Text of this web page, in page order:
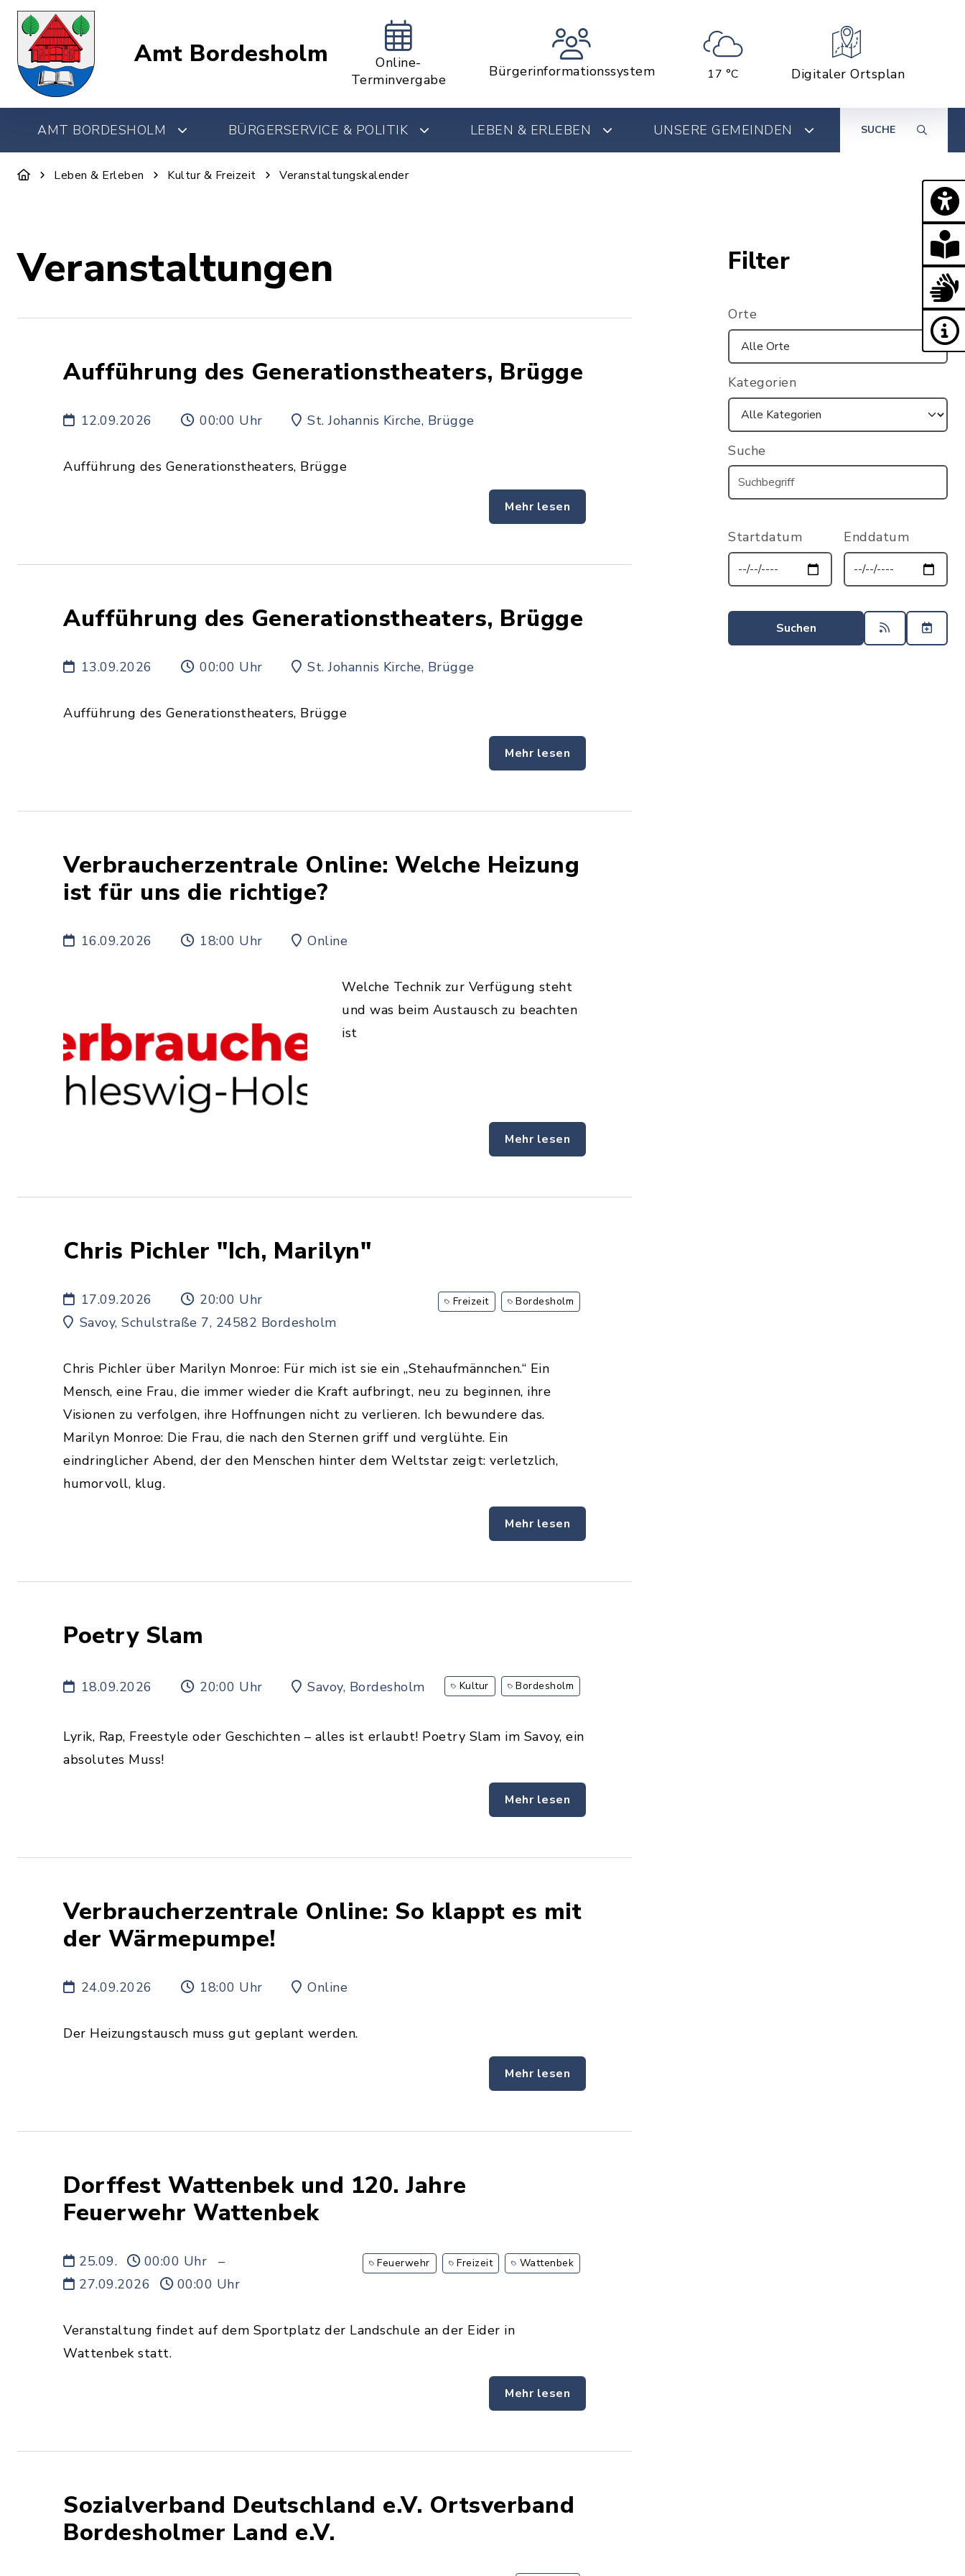
Amt Bordesholm
Online-
Terminvergabe
Bürgerinformationssystem 17 °C Digitaler Ortsplan
AMT BORDESHOLM BÜRGERSERVICE & POLITIK LEBEN & ERLEBEN UNSERE GEMEINDEN SUCHE
Leben & Erleben Kultur & Freizeit Veranstaltungskalender
Veranstaltungen
Aufführung des Generationstheaters, Brügge
12.09.2026 00:00 Uhr St. Johannis Kirche, Brügge
Aufführung des Generationstheaters, Brügge
Mehr lesen
Aufführung des Generationstheaters, Brügge
13.09.2026 00:00 Uhr St. Johannis Kirche, Brügge
Aufführung des Generationstheaters, Brügge
Mehr lesen
Verbraucherzentrale Online: Welche Heizung
ist für uns die richtige?
16.09.2026 18:00 Uhr Online
Welche Technik zur Verfügung steht
und was beim Austausch zu beachten
ist
Mehr lesen
Chris Pichler "Ich, Marilyn"
17.09.2026
20:00 Uhr
Savoy, Schulstraße 7, 24582 Bordesholm
Freizeit Bordesholm
Chris Pichler über Marilyn Monroe: Für mich ist sie ein „Stehaufmännchen.“ Ein
Mensch, eine Frau, die immer wieder die Kraft aufbringt, neu zu beginnen, ihre
Visionen zu verfolgen, ihre Hoffnungen nicht zu verlieren. Ich bewundere das.
Marilyn Monroe: Die Frau, die nach den Sternen griff und verglühte. Ein
eindringlicher Abend, der den Menschen hinter dem Weltstar zeigt: verletzlich,
humorvoll, klug.
Mehr lesen
Poetry Slam
18.09.2026 20:00 Uhr Savoy, Bordesholm Kultur Bordesholm
Lyrik, Rap, Freestyle oder Geschichten – alles ist erlaubt! Poetry Slam im Savoy, ein
absolutes Muss!
Mehr lesen
Verbraucherzentrale Online: So klappt es mit
der Wärmepumpe!
24.09.2026 18:00 Uhr Online
Der Heizungstausch muss gut geplant werden.
Mehr lesen
Dorffest Wattenbek und 120. Jahre
Feuerwehr Wattenbek
25.09. 00:00 Uhr
–
27.09.2026
00:00 Uhr
Feuerwehr Freizeit Wattenbek
Veranstaltung findet auf dem Sportplatz der Landschule an der Eider in
Wattenbek statt.
Mehr lesen
Sozialverband Deutschland e.V. Ortsverband
Bordesholmer Land e.V.
Filter
Orte
Kategorien
Suche
Startdatum Enddatum